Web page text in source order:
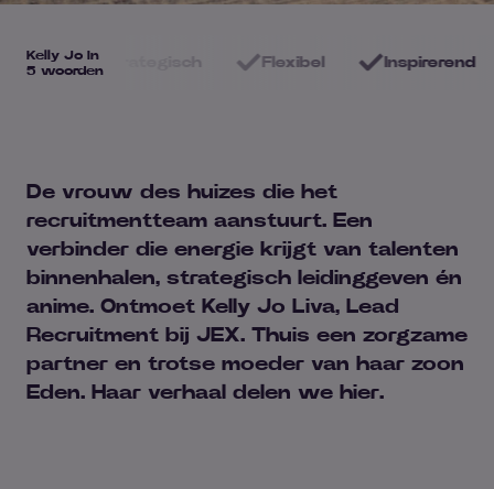
Kelly Jo in
5 woorden
Strategisch Flexibel Inspirerend
De vrouw des huizes die het
recruitmentteam aanstuurt. Een
verbinder die energie krijgt van talenten
binnenhalen, strategisch leidinggeven én
anime. Ontmoet Kel ly Jo Liva, Lead
Recruitment bij JEX. Thuis een zorgzame
partner en trotse moeder van haar zoon
Eden. Haar verhaal delen we hier.